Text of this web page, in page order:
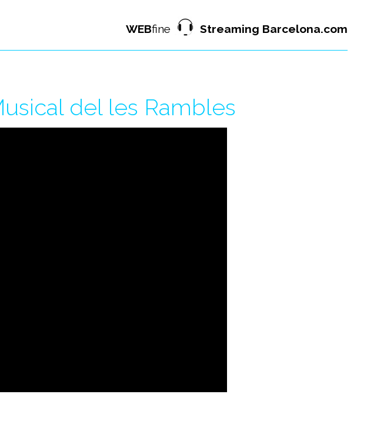
WEBfine Streaming Barcelona.com
del les Rambles